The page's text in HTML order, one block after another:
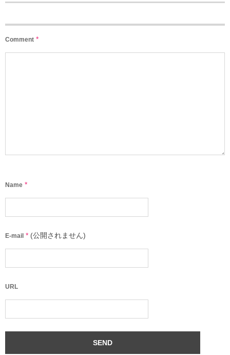
Comment *
Name *
E-mail * (公開されません)
URL